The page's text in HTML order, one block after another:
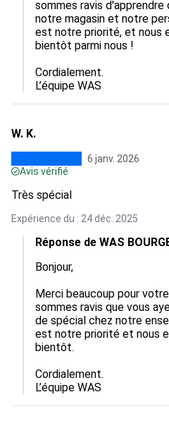
sommes ravis
notre magasin et notre
est notre priorité, et nous
bientôt parmi nous !
Cordialement.
L’équipe WAS
W. K.
6 janv. 2026
Avis vérifié
Très spécial
Expérience du : 24 déc. 2025
Réponse de WAS
Bonjour,
Merci beaucoup pour
sommes ravis que vous
de spécial chez notre
est notre priorité et nous
bientôt.
Cordialement.
L’équipe WAS